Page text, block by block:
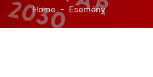
Home - Esemény